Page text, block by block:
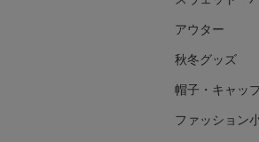
アウター
秋冬グッズ
帽子・キャッ
ファッション